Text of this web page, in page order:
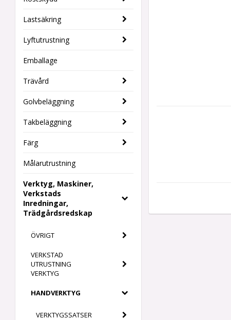
Lastsäkring
Lyftutrustning
Emballage
Trävård
Golvbeläggning
Takbeläggning
Färg
Målarutrustning
Verktyg, Maskiner,
Verkstads
Inredningar,
Trädgårdsredskap
ÖVRIGT
VERKSTAD
UTRUSTNING
VERKTYG
HANDVERKTYG
VERKTYGSSATSER